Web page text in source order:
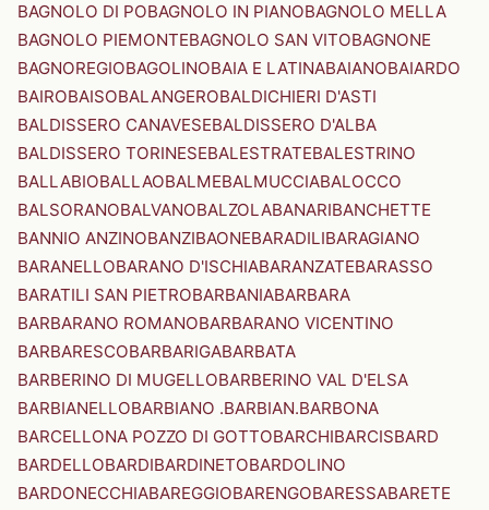
BAGNOLO DI POBAGNOLO IN PIANOBAGNOLO MELLA
BAGNOLO PIEMONTEBAGNOLO SAN VITOBAGNONE
BAGNOREGIOBAGOLINOBAIA E LATINABAIANOBAIARDO
BAIROBAISOBALANGEROBALDICHIERI D'ASTI
BALDISSERO CANAVESEBALDISSERO D'ALBA
BALDISSERO TORINESEBALESTRATEBALESTRINO
BALLABIOBALLAOBALMEBALMUCCIABALOCCO
BALSORANOBALVANOBALZOLABANARIBANCHETTE
BANNIO ANZINOBANZIBAONEBARADILIBARAGIANO
BARANELLOBARANO D'ISCHIABARANZATEBARASSO
BARATILI SAN PIETROBARBANIABARBARA
BARBARANO ROMANOBARBARANO VICENTINO
BARBARESCOBARBARIGABARBATA
BARBERINO DI MUGELLOBARBERINO VAL D'ELSA
BARBIANELLOBARBIANO .BARBIAN.BARBONA
BARCELLONA POZZO DI GOTTOBARCHIBARCISBARD
BARDELLOBARDIBARDINETOBARDOLINO
BARDONECCHIABAREGGIOBARENGOBARESSABARETE